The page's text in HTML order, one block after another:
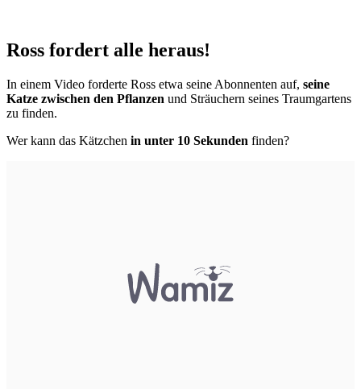
Ross fordert alle heraus!
In einem Video forderte Ross etwa seine Abonnenten auf, seine
Katze zwischen den Pflanzen und Sträuchern seines Traumgartens
zu finden.
Wer kann das Kätzchen in unter 10 Sekunden finden?